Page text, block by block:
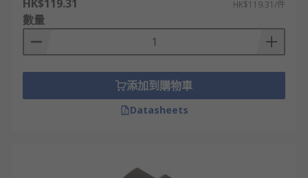
HK$119.31 HK$119.31/件
數量
添加到購物車
Datasheets